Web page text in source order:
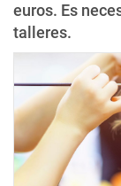
euros. Es
talleres.